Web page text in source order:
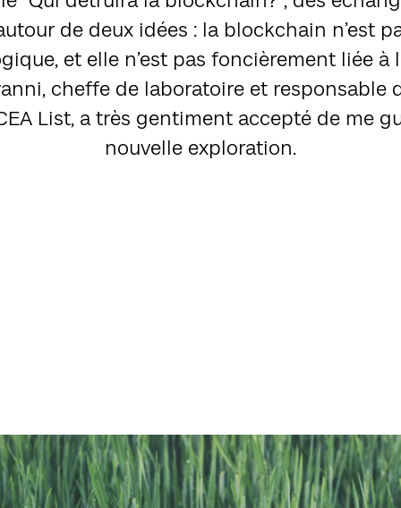
de deux idées : la blockchain n’est
et elle n’est pas foncièrement liée à
cheffe de laboratoire et responsable
List, a très gentiment accepté de me
nouvelle exploration.